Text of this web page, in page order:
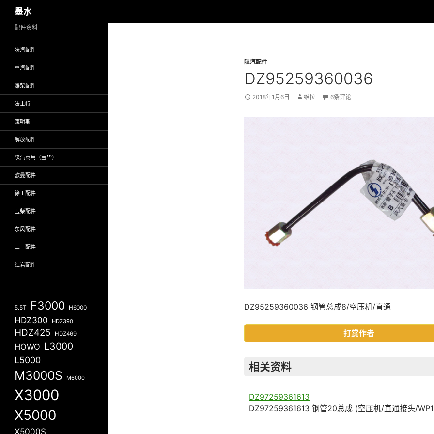
至
墨水
陕汽配件
DZ95259360036
2018年1月6日 维拉 6条评论
DZ95259360036 钢管总成8/空压机/直通
打赏作者
相关资料
DZ97259361613
DZ97259361613 钢管20总成 (空压机/直通接头/
配件资料
陕汽配件
重汽配件
潍柴配件
法士特
康明斯
解放配件
陕汽商用（宝华）
欧曼配件
徐工配件
玉柴配件
东风配件
三一配件
红岩配件
5.5T F3000 H6000
HDZ300 HDZ390
HDZ425 HDZ469
HOWO L3000
L5000
M3000S M6000
X3000
X5000
X5000S